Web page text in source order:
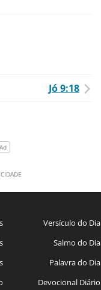
Jó 9:18
Versículo do Dia
Salmo do Dia
Palavra do Dia
Devocional Diário